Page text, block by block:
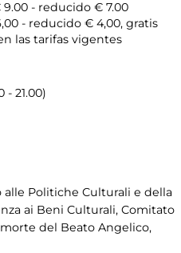
- reducido € 7.00
- reducido € 4,00, gratis
las tarifas vigentes
- 21.00)
alle Politiche Culturali e della
ai Beni Culturali, Comitato
del Beato Angelico,